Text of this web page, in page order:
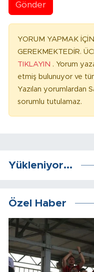
Gönder
YORUM YAPMAK
GEREKMEKTEDİR.
TIKLAYIN . Yorum
etmiş bulunuyor ve
Yazılan yorumlardan
sorumlu tutulamaz.
Yükleniyor...
Özel Haber